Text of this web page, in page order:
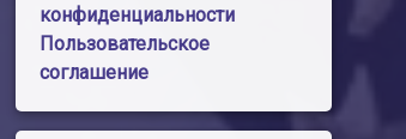
конфиденциальности
Пользовательское
соглашение